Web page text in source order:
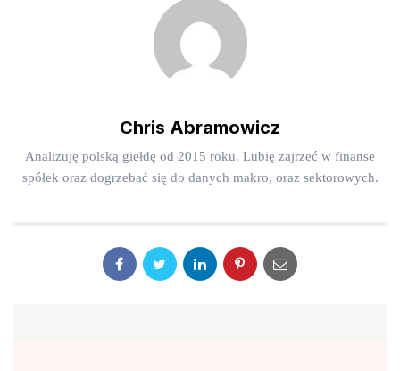
Chris Abramowicz
Analizuję polską giełdę od 2015 roku. Lubię zajrzeć w finanse
spółek oraz dogrzebać się do danych makro, oraz sektorowych.